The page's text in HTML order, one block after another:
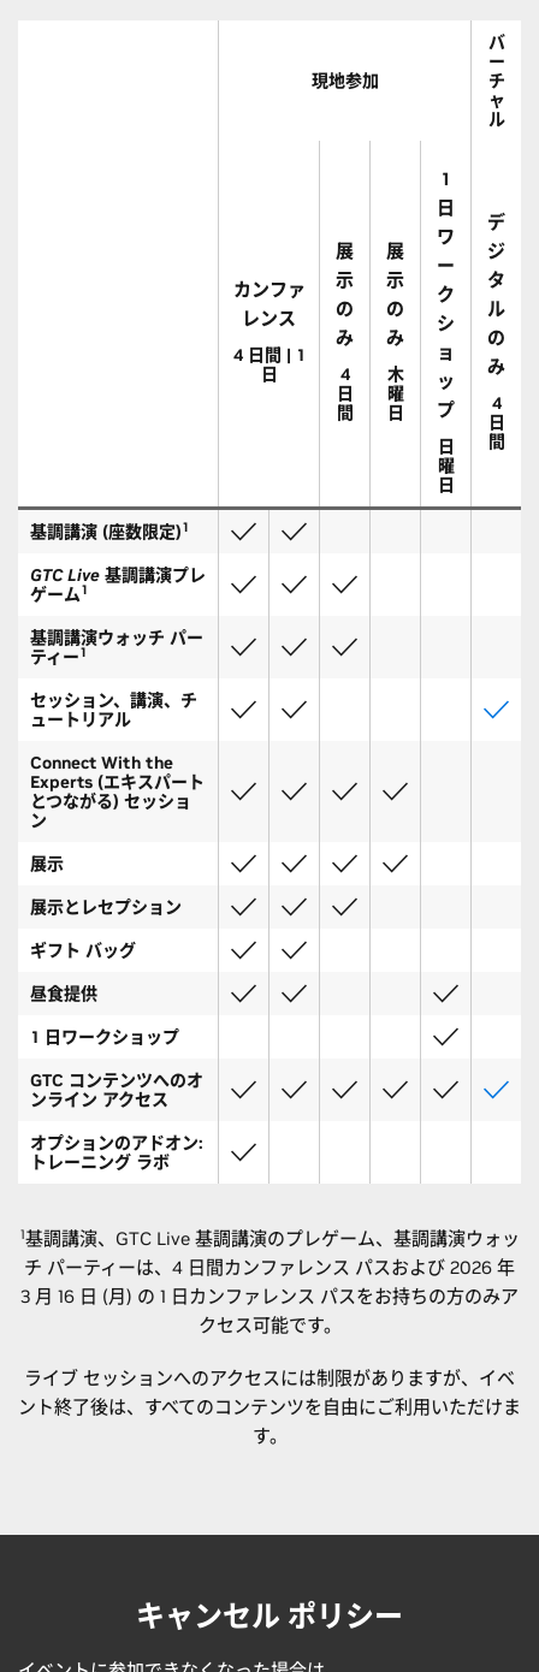
現地参加
バ
ー
チ
ャ
ル
カンファ
レンス
4 日間 | 1
日
展
示
の
み
4
日
間
展
示
の
み
木
曜
日
1
日
ワ
ー
ク
シ
ョ
ッ
プ
日
曜
日
デ
ジ
タ
ル
の
み
4
日
間
基調講演 (座数限定)1
GTC Live 基調講演プレ
ゲーム1
基調講演ウォッチ パー
ティー1
セッション、講演、チ
ュートリアル
Connect With the
Experts (エキスパート
とつながる) セッショ
ン
展示
展示とレセプション
ギフト バッグ
昼食提供
1 日ワークショップ
GTC コンテンツへのオ
ンライン アクセス
オプションのアドオン:
トレーニング ラボ
現地参加
チ
ャ
ル
トレ
ーニ
ング
間
展示
展示
1 日
ワー
日
ジ
タ
日
金
$2,525
1基調講演、GTC Live 基調講演のプレゲーム、基調講演ウォッ
チ パーティーは、4 日間カンファレンス パスおよび 2026 年
3 月 16 日 (月) の 1 日カンファレンス パスをお持ちの方のみア
クセス可能です。
ライブ セッションへのアクセスには制限がありますが、イベ
ント終了後は、すべてのコンテンツを自由にご利用いただけま
す。
キャンセル ポリシー